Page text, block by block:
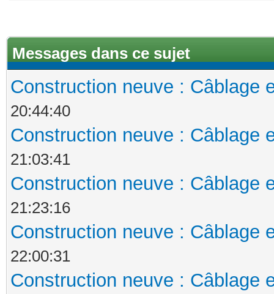
Messages dans ce sujet
Construction neuve : Câblage
20:44:40
Construction neuve : Câblage
21:03:41
Construction neuve : Câblage
21:23:16
Construction neuve : Câblage
22:00:31
Construction neuve : Câblage